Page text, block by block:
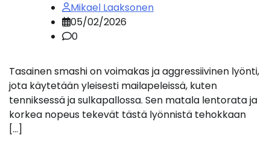
Mikael Laaksonen
05/02/2026
0
Tasainen smashi on voimakas ja aggressiivinen lyönti,
jota käytetään yleisesti mailapeleissä, kuten
tenniksessä ja sulkapallossa. Sen matala lentorata ja
korkea nopeus tekevät tästä lyönnistä tehokkaan
[…]